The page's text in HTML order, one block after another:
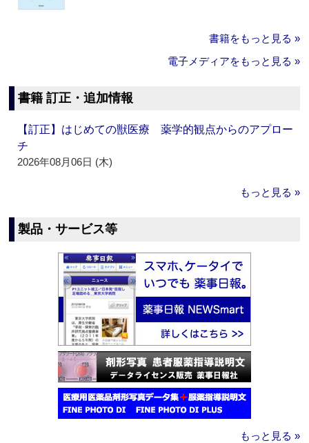
書籍をもっと見る »
電子メディアをもっと見る »
書籍 訂正・追加情報
【訂正】はじめての獣医療 薬学的観点からのアプロー
チ
2026年08月06日 (木)
もっと見る »
製品・サービス等
もっと見る »